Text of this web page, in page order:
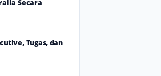
Secara
Tugas, dan